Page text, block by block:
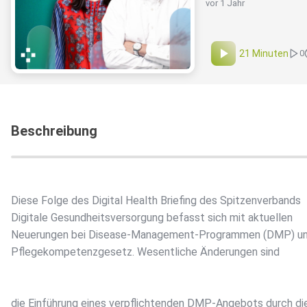
vor 1 Jahr
21 Minuten 0
Beschreibung
Diese Folge des Digital Health Briefing des Spitzenverbands
Digitale Gesundheitsversorgung befasst sich mit aktuellen
Neuerungen bei Disease-Management-Programmen (DMP)
Pflegekompetenzgesetz. Wesentliche Änderungen sind
die Einführung eines verpflichtenden DMP-Angebots durch